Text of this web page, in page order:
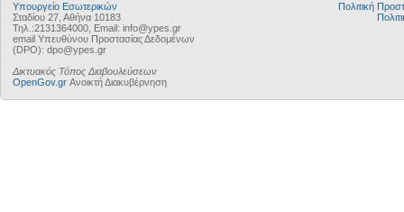
Υπουργείο Εσωτερικών
Σταδίου 27, Αθήνα 10183
Τηλ.:2131364000, Email: info@ypes.gr
email Υπευθύνου Προστασίας Δεδομένων
(DPO): dpo@ypes.gr
Δικτυακός Τόπος Διαβουλεύσεων
OpenGov.gr Ανοικτή Διακυβέρνηση
Πολιτική